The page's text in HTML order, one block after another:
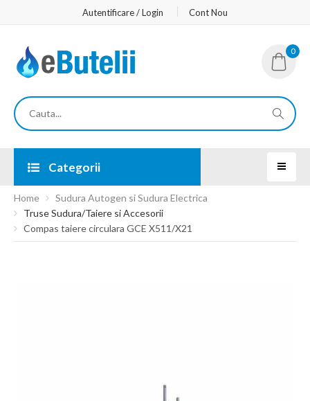
Autentificare / Login Cont Nou
0
Categorii
Home
Sudura Autogen si Sudura Electrica
Truse Sudura/Taiere si Accesorii
Compas taiere circulara GCE X511/X21